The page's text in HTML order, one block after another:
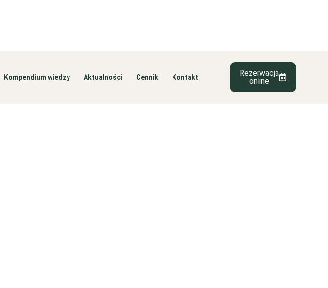
Kompendium wiedzy Aktualności Cennik Kontakt
Rezerwacja
online